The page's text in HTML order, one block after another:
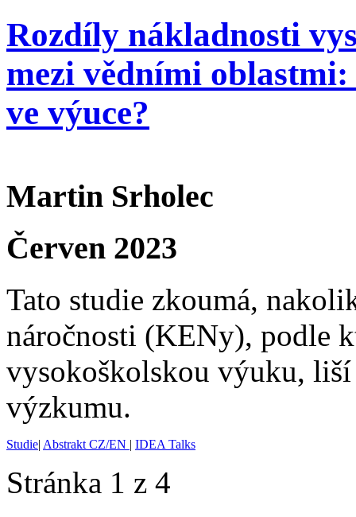
Rozdíly nákladnosti
mezi vědními
ve výuce?
Martin Srholec
Červen 2023
Tato studie zkoumá,
náročnosti (KENy), podle
vysokoškolskou výuku,
výzkumu.
Studie| Abstrakt CZ/EN | IDEA Talks
Stránka 1 z 4